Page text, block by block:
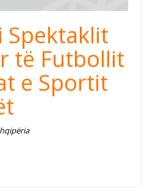
Spektaklit
të Futbollit
e Sportit